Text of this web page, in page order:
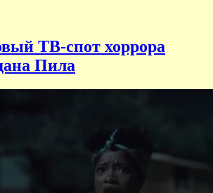
ТВ-спот хоррора
Пила